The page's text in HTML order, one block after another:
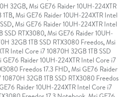
32GB,Msi GE76 Raider 10UH-224XTR
,Msi GE76 Raider 10UH-224XTR Intel
,Msi GE76 Raider 10UH-224XTR Intel
SSD RTX3080,Msi GE76 Raider 10UH-
32GB 1TB SSD RTX3080 Freedos,Msi
Intel Core i7 10870H 32GB 1TB SSD
GE76 Raider 10UH-224XTR Intel Core i7
Freedos 17.3 FHD,Msi GE76 Raider
32GB 1TB SSD RTX3080 Freedos
Raider 10UH-224XTR Intel Core i7